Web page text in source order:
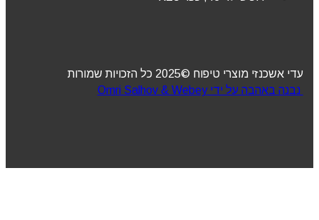
עדי אשכנזי מוצרי טיפוח ©2025 כל הזכויות שמורות
נבנה באהבה על ידי Omri Salhov & Webey